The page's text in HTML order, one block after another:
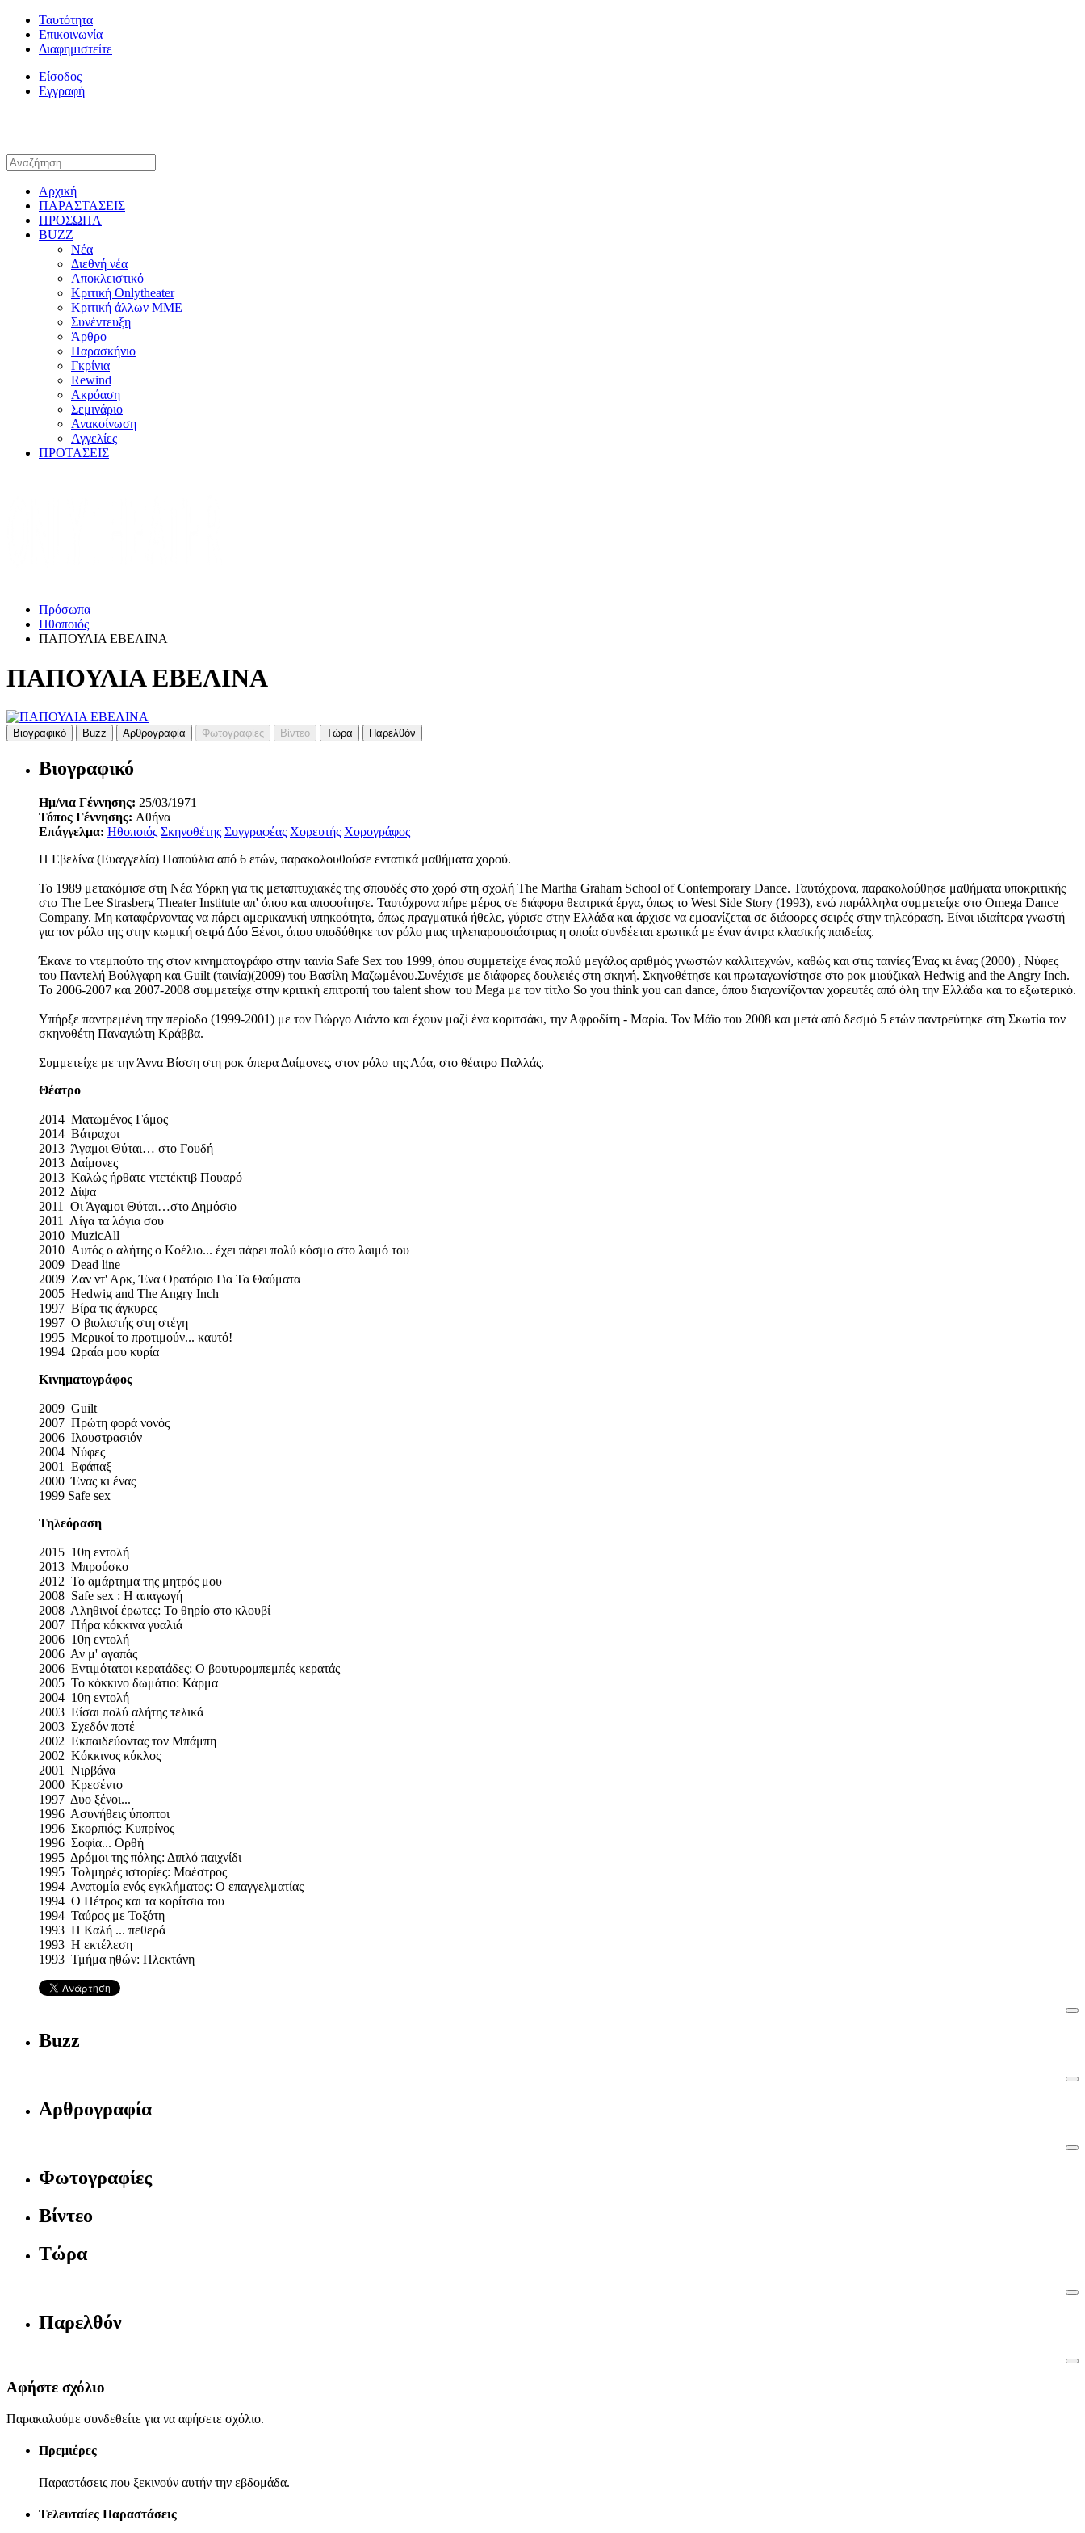
Ταυτότητα
Επικοινωνία
Διαφημιστείτε
Είσοδος
Εγγραφή
Αρχική
ΠΑΡΑΣΤΑΣΕΙΣ
ΠΡΟΣΩΠΑ
BUZZ
Νέα
Διεθνή νέα
Αποκλειστικό
Κριτική Onlytheater
Κριτική άλλων ΜΜΕ
Συνέντευξη
Άρθρο
Παρασκήνιο
Γκρίνια
Rewind
Ακρόαση
Σεμινάριο
Ανακοίνωση
Αγγελίες
ΠΡΟΤΑΣΕΙΣ
Πρόσωπα
Ηθοποιός
ΠΑΠΟΥΛΙΑ ΕΒΕΛΙΝΑ
ΠΑΠΟΥΛΙΑ ΕΒΕΛΙΝΑ
Βιογραφικό Buzz Αρθρογραφία Φωτογραφίες Βίντεο Τώρα Παρελθόν
Βιογραφικό
Ημ/νια Γέννησης: 25/03/1971
Τόπος Γέννησης: Αθήνα
Επάγγελμα: Ηθοποιός Σκηνοθέτης Συγγραφέας Χορευτής Χορογράφος
Η Εβελίνα (Ευαγγελία) Παπούλια από 6 ετών, παρακολουθούσε εντατικά μαθήματα χορού.
Το 1989 μετακόμισε στη Νέα Υόρκη για τις μεταπτυχιακές της σπουδές στο χορό στη σχολή The Martha Graham School of Contemporary Dance. Ταυτόχρονα, παρακολούθησε μαθήματα υποκριτικής
στο The Lee Strasberg Theater Institute απ' όπου και αποφοίτησε. Ταυτόχρονα πήρε μέρος σε διάφορα θεατρικά έργα, όπως το West Side Story (1993), ενώ παράλληλα συμμετείχε στο Omega Dance
Company. Μη καταφέρνοντας να πάρει αμερικανική υπηκοότητα, όπως πραγματικά ήθελε, γύρισε στην Ελλάδα και άρχισε να εμφανίζεται σε διάφορες σειρές στην τηλεόραση. Είναι ιδιαίτερα γνωστή
για τον ρόλο της στην κωμική σειρά Δύο Ξένοι, όπου υποδύθηκε τον ρόλο μιας τηλεπαρουσιάστριας η οποία συνδέεται ερωτικά με έναν άντρα κλασικής παιδείας.
Έκανε το ντεμπούτο της στον κινηματογράφο στην ταινία Safe Sex του 1999, όπου συμμετείχε ένας πολύ μεγάλος αριθμός γνωστών καλλιτεχνών, καθώς και στις ταινίες Ένας κι ένας (2000) , Νύφες
του Παντελή Βούλγαρη και Guilt (ταινία)(2009) του Βασίλη Μαζωμένου.Συνέχισε με διάφορες δουλειές στη σκηνή. Σκηνοθέτησε και πρωταγωνίστησε στο ροκ μιούζικαλ Hedwig and the Angry Inch.
Το 2006-2007 και 2007-2008 συμμετείχε στην κριτική επιτροπή του talent show του Mega με τον τίτλο So you think you can dance, όπου διαγωνίζονταν χορευτές από όλη την Ελλάδα και το εξωτερικό.
Υπήρξε παντρεμένη την περίοδο (1999-2001) με τον Γιώργο Λιάντο και έχουν μαζί ένα κοριτσάκι, την Αφροδίτη - Μαρία. Τον Μάϊο του 2008 και μετά από δεσμό 5 ετών παντρεύτηκε στη Σκωτία τον
σκηνοθέτη Παναγιώτη Κράββα.
Συμμετείχε με την Άννα Βίσση στη ροκ όπερα Δαίμονες, στον ρόλο της Λόα, στο θέατρο Παλλάς.
Θέατρο
2014 Ματωμένος Γάμος
2014 Βάτραχοι
2013 Άγαμοι Θύται… στο Γουδή
2013 Δαίμονες
2013 Καλώς ήρθατε ντετέκτιβ Πουαρό
2012 Δίψα
2011 Οι Άγαμοι Θύται…στο Δημόσιο
2011 Λίγα τα λόγια σου
2010 MuzicAll
2010 Αυτός ο αλήτης ο Κοέλιο... έχει πάρει πολύ κόσμο στο λαιμό του
2009 Dead line
2009 Ζαν ντ' Αρκ, Ένα Ορατόριο Για Τα Θαύματα
2005 Hedwig and The Angry Inch
1997 Βίρα τις άγκυρες
1997 Ο βιολιστής στη στέγη
1995 Μερικοί το προτιμούν... καυτό!
1994 Ωραία μου κυρία
Κινηματογράφος
2009 Guilt
2007 Πρώτη φορά νονός
2006 Ιλουστρασιόν
2004 Νύφες
2001 Εφάπαξ
2000 Ένας κι ένας
1999 Safe sex
Τηλεόραση
2015 10η εντολή
2013 Μπρούσκο
2012 Το αμάρτημα της μητρός μου
2008 Safe sex : Η απαγωγή
2008 Αληθινοί έρωτες: Το θηρίο στο κλουβί
2007 Πήρα κόκκινα γυαλιά
2006 10η εντολή
2006 Αν μ' αγαπάς
2006 Εντιμότατοι κερατάδες: Ο βουτυρομπεμπές κερατάς
2005 Το κόκκινο δωμάτιο: Κάρμα
2004 10η εντολή
2003 Είσαι πολύ αλήτης τελικά
2003 Σχεδόν ποτέ
2002 Εκπαιδεύοντας τον Μπάμπη
2002 Κόκκινος κύκλος
2001 Νιρβάνα
2000 Κρεσέντο
1997 Δυο ξένοι...
1996 Ασυνήθεις ύποπτοι
1996 Σκορπιός: Κυπρίνος
1996 Σοφία... Ορθή
1995 Δρόμοι της πόλης: Διπλό παιχνίδι
1995 Τολμηρές ιστορίες: Μαέστρος
1994 Ανατομία ενός εγκλήματος: Ο επαγγελματίας
1994 Ο Πέτρος και τα κορίτσια του
1994 Ταύρος με Τοξότη
1993 Η Καλή ... πεθερά
1993 Η εκτέλεση
1993 Τμήμα ηθών: Πλεκτάνη
Buzz
Αρθρογραφία
Φωτογραφίες
Βίντεο
Τώρα
Παρελθόν
Αφήστε σχόλιο
Παρακαλούμε συνδεθείτε για να αφήσετε σχόλιο.
Πρεμιέρες
Παραστάσεις που ξεκινούν αυτήν την εβδομάδα.
Τελευταίες Παραστάσεις